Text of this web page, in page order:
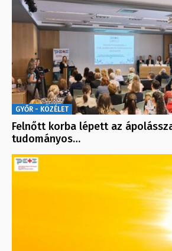
GYŐR - KÖZÉLET
Felnőtt korba lépett az
tudományos…